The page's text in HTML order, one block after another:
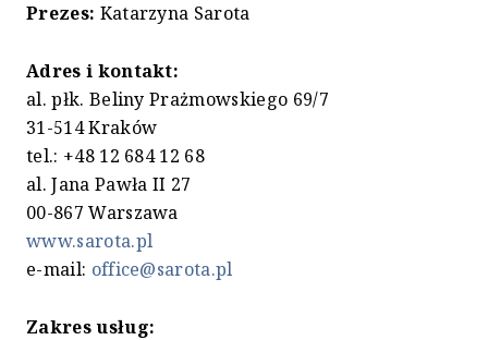
Prezes: Katarzyna Sarota
Adres i kontakt:
al. płk. Beliny Prażmowskiego 69/7
31-514 Kraków
tel.: +48 12 684 12 68
al. Jana Pawła II 27
00-867 Warszawa
www.sarota.pl
e-mail: office@sarota.pl
Zakres usług: